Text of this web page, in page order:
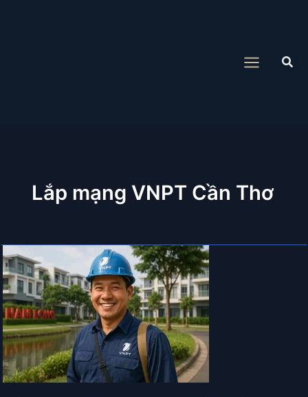
Tìm
Lắp mạng VNPT Cần Thơ